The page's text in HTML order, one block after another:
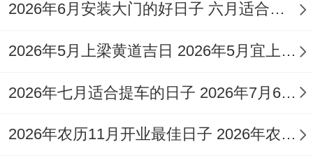
18:59）、亥时（21:00-22:59）。
适合人群：计划进行多项家庭重要事务的综
拆开看：此日为金匮黄道日，是黄道吉日。
2026年6月安装大门的好日子 六月适合安装大门的日子
2026年5月上梁黄道吉日 2026年5月宜上梁的日子
2026年七月适合提车的日子 2026年7月6适合提车吗
2026年农历11月开业最佳日子 2026年农历11月开业大吉的好日子